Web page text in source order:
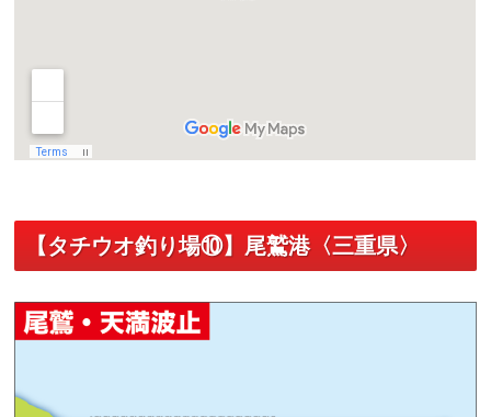
【タチウオ釣り場⑩】尾鷲港〈三重県〉